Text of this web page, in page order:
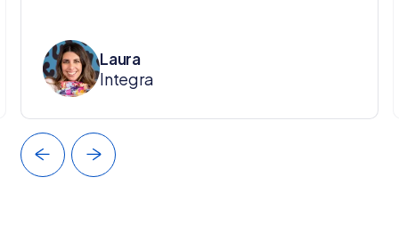
Laura
Integra